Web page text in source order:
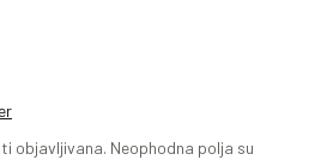
objavljivana. Neophodna polja su